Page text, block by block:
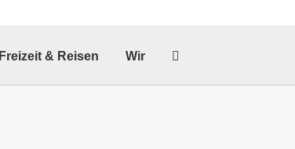
Freizeit & Reisen Wir